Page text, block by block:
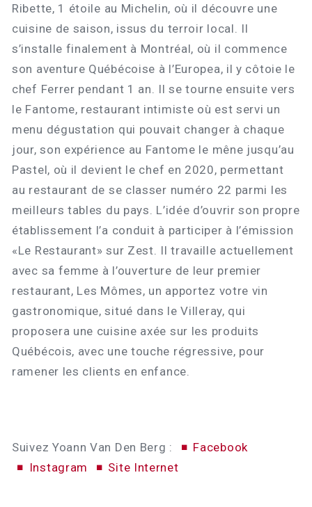
Ribette, 1 étoile au Michelin, où il découvre une
cuisine de saison, issus du terroir local. Il
s’installe finalement à Montréal, où il commence
son aventure Québécoise à l’Europea, il y côtoie le
chef Ferrer pendant 1 an. Il se tourne ensuite vers
le Fantome, restaurant intimiste où est servi un
menu dégustation qui pouvait changer à chaque
jour, son expérience au Fantome le mêne jusqu’au
Pastel, où il devient le chef en 2020, permettant
au restaurant de se classer numéro 22 parmi les
meilleurs tables du pays. L’idée d’ouvrir son propre
établissement l’a conduit à participer à l’émission
«Le Restaurant» sur Zest. Il travaille actuellement
avec sa femme à l’ouverture de leur premier
restaurant, Les Mômes, un apportez votre vin
gastronomique, situé dans le Villeray, qui
proposera une cuisine axée sur les produits
Québécois, avec une touche régressive, pour
ramener les clients en enfance.
Suivez Yoann Van Den Berg :
Facebook
Instagram
Site Internet